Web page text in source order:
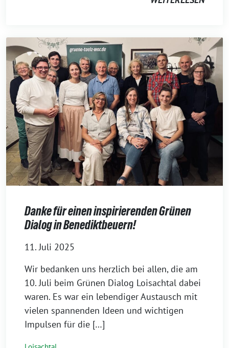
Danke für einen inspirierenden Grünen
Dialog in Benediktbeuern!
11. Juli 2025
Wir bedanken uns herzlich bei allen, die am
10. Juli beim Grünen Dialog Loisachtal dabei
waren. Es war ein lebendiger Austausch mit
vielen spannenden Ideen und wichtigen
Impulsen für die […]